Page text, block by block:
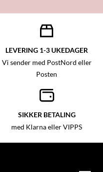
LEVERING 1-3 UKEDAGER
Vi sender med PostNord eller
Posten
SIKKER BETALING
med Klarna eller VIPPS